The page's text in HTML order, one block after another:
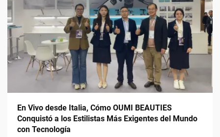
En Vivo desde Italia, Cómo OUMI BEAUTIES
Conquistó a los Estilistas Más Exigentes del Mundo
con Tecnología